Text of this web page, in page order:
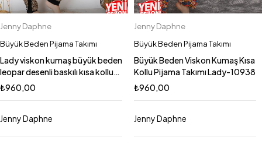
Jenny Daphne
Büyük Beden Pijama Takımı
Lady viskon kumaş büyük beden
leopar desenli baskılı kısa kollu
uzun pijama takımı 10987
₺960,00
Jenny Daphne
Jenny Daphne
Büyük Beden Pijama Takımı
Büyük Beden Viskon Kumaş Kısa
Kollu Pijama Takımı Lady-10938
₺960,00
Jenny Daphne